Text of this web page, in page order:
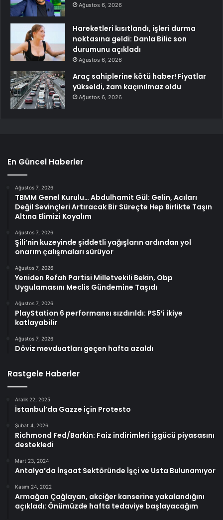
Ağustos 6, 2026
Hareketleri kısıtlandı, işleri durma
noktasına geldi: Danla Bilic son
durumunu açıkladı
Ağustos 6, 2026
Araç sahiplerine kötü haber! Fiyatlar
yükseldi, zam kaçınılmaz oldu
Ağustos 6, 2026
En Güncel Haberler
Ağustos 7, 2026
TBMM Genel Kurulu… Abdulhamit Gül: Gelin, Acıları
Değil Sevinçleri Artıracak Bir Süreçte Hep Birlikte Taşın
Altına Elimizi Koyalım
Ağustos 7, 2026
Şili’nin kuzeyinde şiddetli yağışların ardından yol
onarım çalışmaları sürüyor
Ağustos 7, 2026
Yeniden Refah Partisi Milletvekili Bekin, Obp
Uygulamasını Meclis Gündemine Taşıdı
Ağustos 7, 2026
PlayStation 6 performansı sızdırıldı: PS5’i ikiye
katlayabilir
Ağustos 7, 2026
Döviz mevduatları geçen hafta azaldı
Rastgele Haberler
Aralık 22, 2025
İstanbul’da Gazze için Protesto
Şubat 4, 2026
Richmond Fed/Barkin: Faiz indirimleri işgücü piyasasını
destekledi
Mart 23, 2024
Antalya’da İnşaat Sektöründe İşçi ve Usta Bulunamıyor
Kasım 24, 2022
Armağan Çağlayan, akciğer kanserine yakalandığını
açıkladı: Önümüzde hafta tedaviye başlayacağım